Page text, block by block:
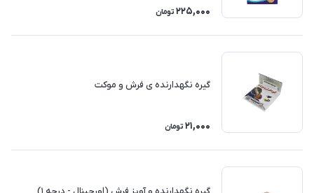
225,000 تومان
گیره نگهدارنده ی فرش و موکت
21,000 تومان